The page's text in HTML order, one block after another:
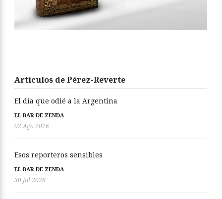
Artículos de Pérez-Reverte
El día que odié a la Argentina
EL BAR DE ZENDA
02 Ago 2026
Esos reporteros sensibles
EL BAR DE ZENDA
30 Jul 2026